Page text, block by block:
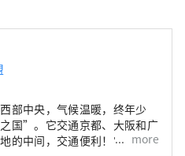
部中央，气候温暖，终年少
国”。它交通京都、大阪和广
的中间，交通便利！它也是经
more